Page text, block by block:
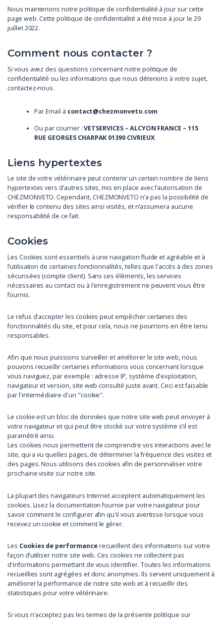
Nous maintenons notre politique de confidentialité à jour sur cette
page web. Cette politique de confidentialité a été mise à jour le 29
juillet 2022.
Comment nous contacter ?
Si vous avez des questions concernant notre politique de
confidentialité ou les informations que nous détenons à votre sujet,
contactez-nous.
Par Email à contact@chezmonveto.com
Ou par courrier :VETSERVICES – ALCYON FRANCE – 115
RUE GEORGES CHARPAK 01390 CIVRIEUX
Liens hypertextes
Le site de votre vétérinaire peut contenir un certain nombre de liens
hypertextes vers d’autres sites, mis en place avec l’autorisation de
CHEZMONVETO. Cependant, CHEZMONVETO n’a pas la possibilité de
vérifier le contenu des sites ainsi visités, et n’assumera aucune
responsabilité de ce fait.
Cookies
Les Cookies sont essentiels à une navigation fluide et agréable et à
l’utilisation de certaines fonctionnalités, telles que l'accès à des zones
sécurisées (compte client). Sans ces éléments, les services
nécessaires au contact ou à l'enregistrement ne peuvent vous être
fournis.
Le refus d'accepter les cookies peut empêcher certaines des
fonctionnalités du site, et pour cela, nous ne pourrions en être tenu
responsables.
Afin que nous puissions surveiller et améliorer le site web, nous
pouvons recueillir certaines informations vous concernant lorsque
vous naviguez, par exemple : adresse IP, système d'exploitation,
navigateur et version, site web consulté juste avant. Ceci est faisable
par l'intermédiaire d'un "cookie".
Le cookie est un bloc de données que notre site web peut envoyer à
votre navigateur et qui peut être stocké sur votre système s’il est
paramétré ainsi.
Les cookies nous permettent de comprendre vos interactions avec le
site, qui a vu quelles pages, de déterminer la fréquence des visites et
des pages. Nous utilisons des cookies afin de personnaliser votre
prochaine visite sur notre site.
La plupart des navigateurs Internet acceptent automatiquement les
cookies. Lisez la documentation fournie par votre navigateur pour
savoir comment le configurer afin qu'il vous avertisse lorsque vous
recevez un cookie et comment le gérer.
Les Cookies de performancerecueillent des informations sur votre
façon d’utiliser notre site web. Ces cookies ne collectent pas
d'informations permettant de vous identifier. Toutes les informations
recueillies sont agrégées et donc anonymes. Ils servent uniquement à
améliorer la performance de notre site web et à recueillir des
statistiques pour votre vétérinaire.
Si vous n'acceptez pas les termes de la présente politique sur